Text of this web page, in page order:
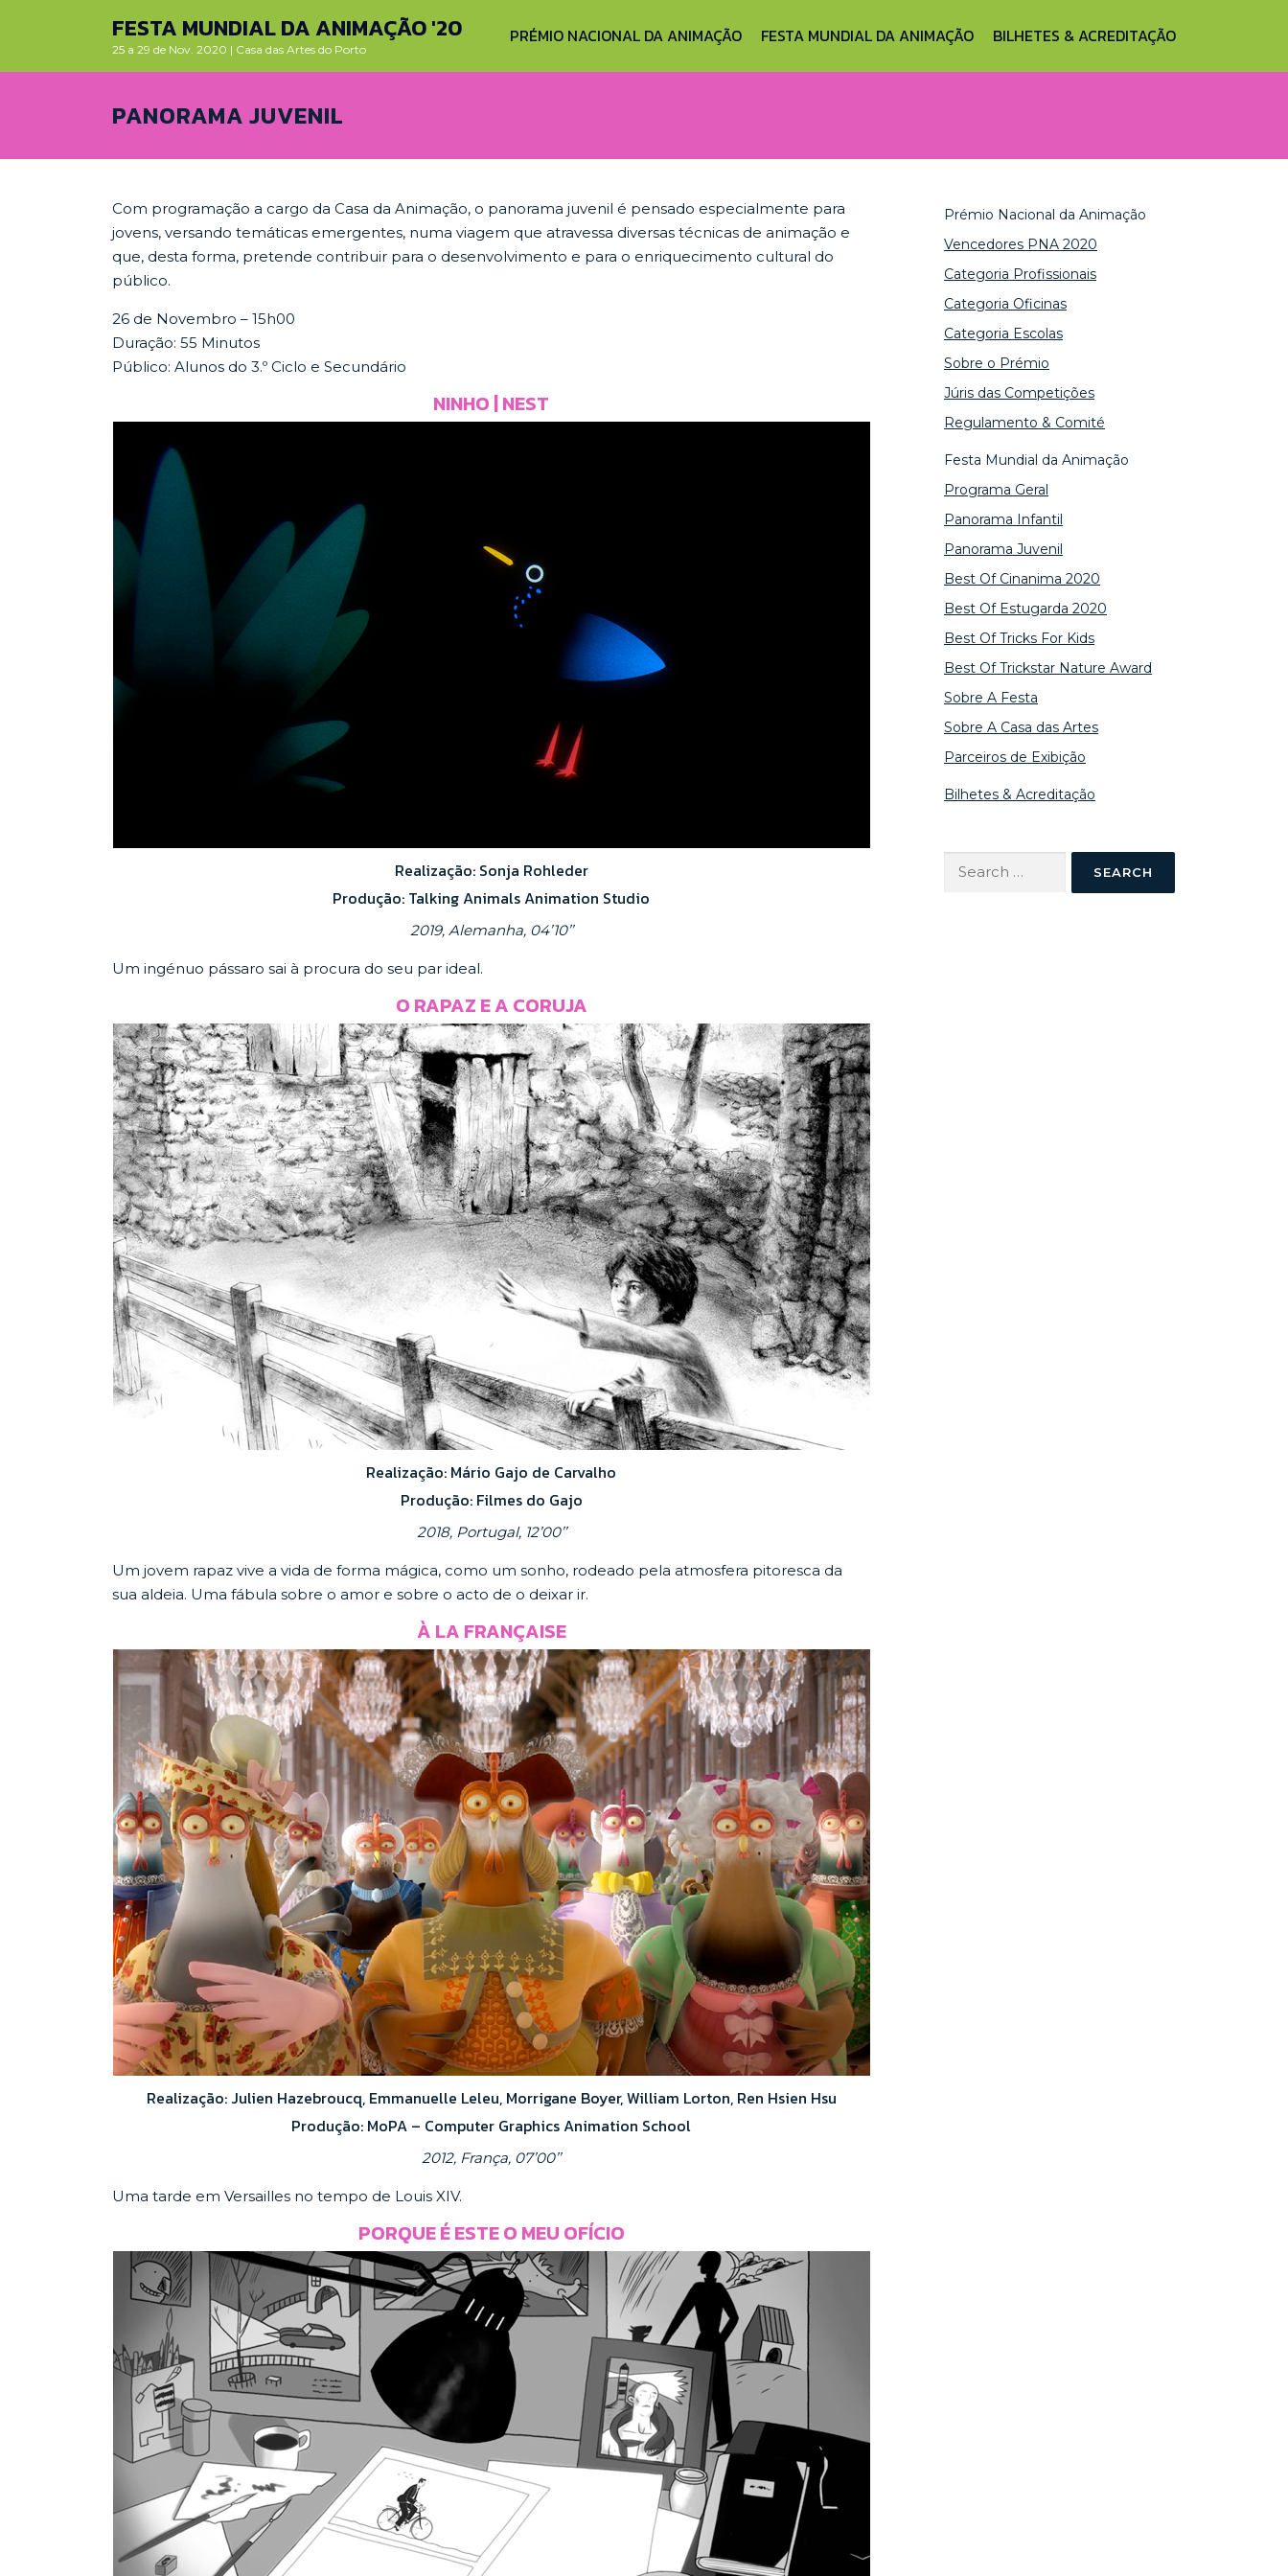
FESTA MUNDIAL DA ANIMAÇÃO '20
25 a 29 de Nov. 2020 | Casa das Artes do Porto
PRÉMIO NACIONAL DA ANIMAÇÃO FESTA MUNDIAL DA ANIMAÇÃO BILHETES & ACREDITAÇÃO
PANORAMA JUVENIL
Com programação a cargo da Casa da Animação, o panorama juvenil é pensado especialmente para
jovens, versando temáticas emergentes, numa viagem que atravessa diversas técnicas de animação e
que, desta forma, pretende contribuir para o desenvolvimento e para o enriquecimento cultural do
público.
26 de Novembro – 15h00
Duração: 55 Minutos
Público: Alunos do 3.º Ciclo e Secundário
NINHO | NEST
Realização: Sonja Rohleder
Produção: Talking Animals Animation Studio
2019, Alemanha, 04’10’’
Um ingénuo pássaro sai à procura do seu par ideal.
O RAPAZ E A CORUJA​
Realização: Mário Gajo de Carvalho
Produção: Filmes do Gajo
2018, Portugal, 12’00’’
Um jovem rapaz vive a vida de forma mágica, como um sonho, rodeado pela atmosfera pitoresca da
sua aldeia. Uma fábula sobre o amor e sobre o acto de o deixar ir.
À LA FRANÇAISE
Realização: Julien Hazebroucq, Emmanuelle Leleu, Morrigane Boyer, William Lorton, Ren Hsien Hsu
Produção: MoPA – Computer Graphics Animation School
2012, França, 07’00’’
Uma tarde em Versailles no tempo de Louis XIV.
PORQUE É ESTE O MEU OFÍCIO
Prémio Nacional da Animação
Vencedores PNA 2020
Categoria Profissionais
Categoria Oficinas
Categoria Escolas
Sobre o Prémio
Júris das Competições
Regulamento & Comité
Festa Mundial da Animação
Programa Geral
Panorama Infantil
Panorama Juvenil
Best Of Cinanima 2020
Best Of Estugarda 2020
Best Of Tricks For Kids
Best Of Trickstar Nature Award
Sobre A Festa
Sobre A Casa das Artes
Parceiros de Exibição
Bilhetes & Acreditação